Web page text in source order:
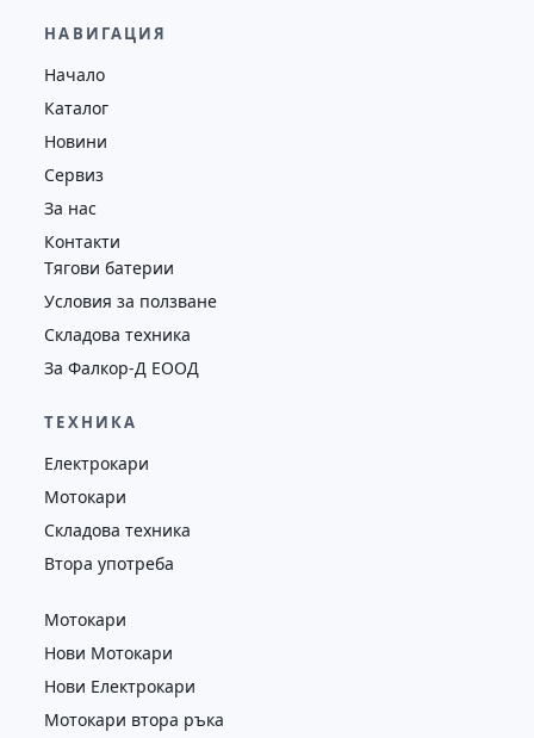
5065
НАВИГАЦИЯ
Начало
Каталог
Новини
Сервиз
За нас
Контакти
Тягови батерии
Условия за ползване
Складова техника
За Фалкор-Д ЕООД
ТЕХНИКА
Електрокари
Мотокари
Складова техника
Втора употреба
Мотокари
Нови Мотокари
Нови Електрокари
Мотокари втора ръка